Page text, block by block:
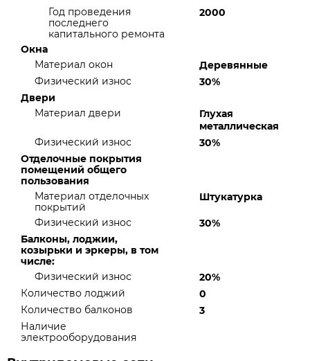
Год проведения
последнего
капитального ремонта
2000
Окна
Материал окон
Деревянные
Физический износ
30%
Двери
Материал двери
Глухая
металлическая
Физический износ
30%
Отделочные покрытия
помещений общего
пользования
Материал отделочных
покрытий
Штукатурка
Физический износ
30%
Балконы, лоджии,
козырьки и эркеры, в том
числе:
Физический износ
20%
Количество лоджий
0
Количество балконов
3
Наличие
электрооборудования